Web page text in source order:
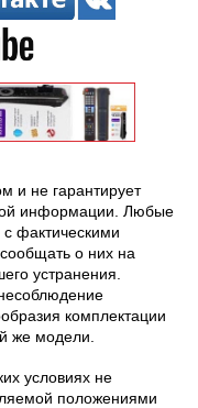
и не гарантирует
информации. Любые
фактическими
о них на
устранения.
комплектации
же модели.
условиях не
положениями